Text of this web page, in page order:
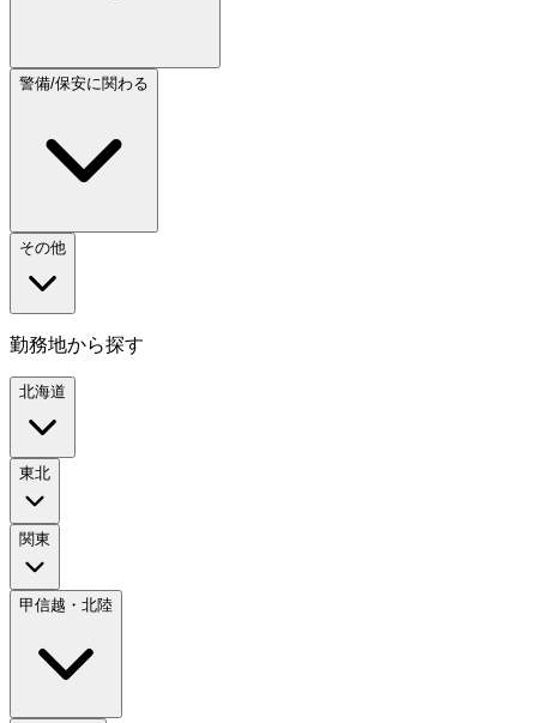
警備/保安に関わる
その他
勤務地から探す
北海道
東北
関東
甲信越・北陸